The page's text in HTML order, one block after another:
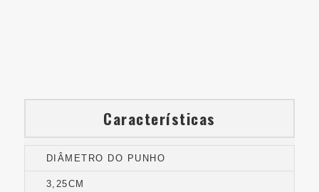
Características
DIÂMETRO DO PUNHO
3,25CM